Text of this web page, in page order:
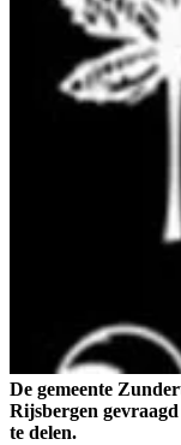
De gemeente
Rijsbergen
te delen.